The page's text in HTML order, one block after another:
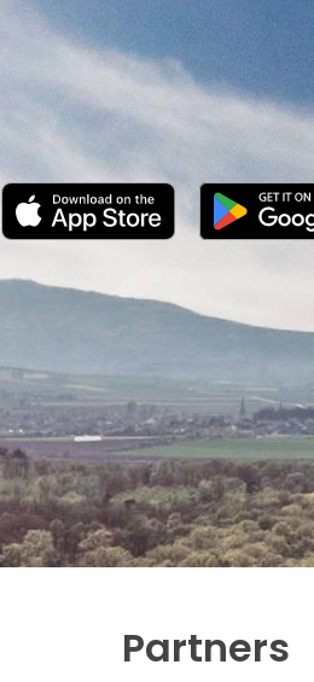
Partners